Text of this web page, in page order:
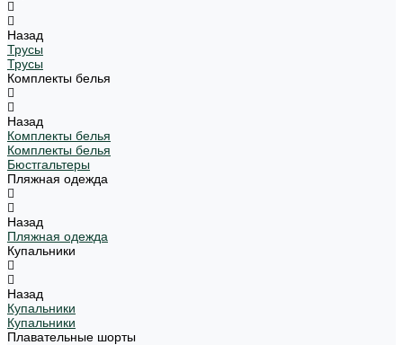
Назад
Трусы
Трусы
Комплекты белья
Назад
Комплекты белья
Комплекты белья
Бюстгальтеры
Пляжная одежда
Назад
Пляжная одежда
Купальники
Назад
Купальники
Купальники
Плавательные шорты